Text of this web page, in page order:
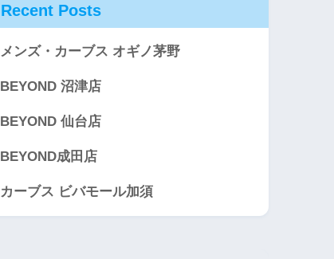
Recent Posts
メンズ・カーブス オギノ茅野
BEYOND 沼津店
BEYOND 仙台店
BEYOND成田店
カーブス ビバモール加須